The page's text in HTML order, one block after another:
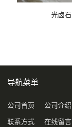
光卤石
导航菜单
公司首页 公司介绍
联系方式 在线留言